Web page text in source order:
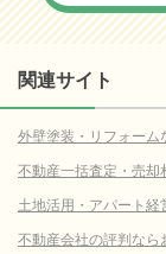
関連サイト
外壁塗装・リフォーム
不動産一括査定・売却
土地活用・アパート経
不動産会社の評判なら